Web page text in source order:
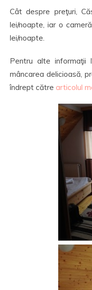
Cât despre preţuri,
lei/noapte, iar o
lei/noapte.
Pentru alte informaţii
mâncarea delicioasă,
îndrept către articolul